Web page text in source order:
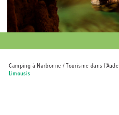
Camping à Narbonne /Tourisme dans l'Aude
Limousis